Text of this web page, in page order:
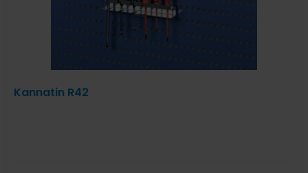
Kannatin R42